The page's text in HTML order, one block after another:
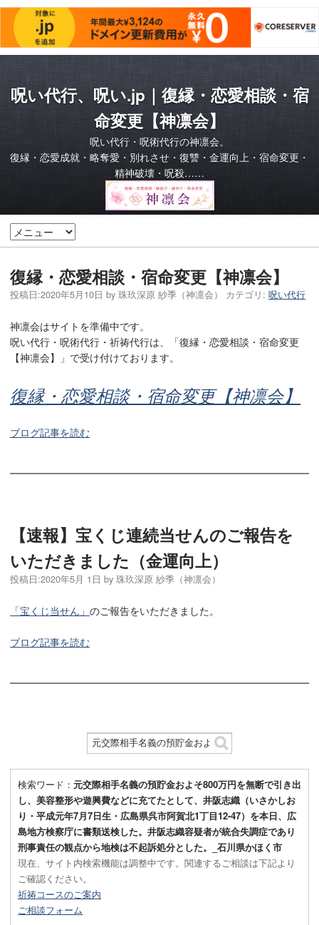
呪い代行、呪い.jp｜復縁・恋愛相談・宿
命変更【神凛会】
呪い代行・呪術代行の神凛会。
復縁・恋愛成就・略奪愛・別れさせ・復讐・金運向上・宿命変更・
精神破壊・呪殺……
復縁・恋愛相談・宿命変更【神凛会】
投稿日:2020年5月10日 by 珠玖深原 紗季（神凛会） カテゴリ: 呪い代行
神凛会はサイトを準備中です。
呪い代行・呪術代行・祈祷代行は、「復縁・恋愛相談・宿命変更
【神凛会】」で受け付けております。
復縁・恋愛相談・宿命変更【神凛会】
ブログ記事を読む
【速報】宝くじ連続当せんのご報告を
いただきました（金運向上）
投稿日:2020年5月 1日 by 珠玖深原 紗季（神凛会）
「宝くじ当せん」 のご報告をいただきました。
ブログ記事を読む
検索ワード： 元交際相手名義の預貯金およそ800万円を無断で引き出
し、美容整形や遊興費などに充てたとして、井阪志織（いさかしお
り・平成元年7月7日生・広島県呉市阿賀北1丁目12-47）を本日、広
島地方検察庁に書類送検した。井阪志織容疑者が統合失調症であり
刑事責任の観点から地検は不起訴処分とした。_石川県かほく市
現在、サイト内検索機能は調整中です。関連するご相談は下記より
ご確認ください。
祈祷コースのご案内
ご相談フォーム